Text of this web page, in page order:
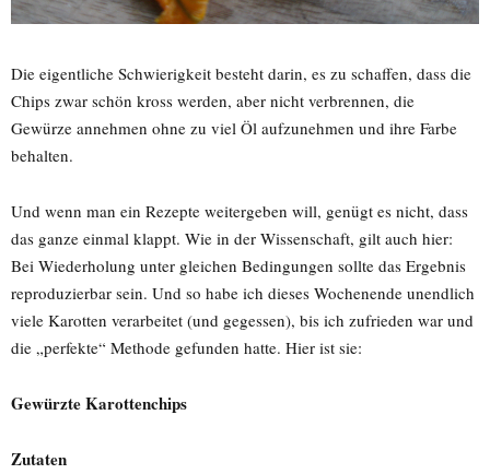
Die eigentliche Schwierigkeit besteht darin, es zu schaffen, dass die
Chips zwar schön kross werden, aber nicht verbrennen, die
Gewürze annehmen ohne zu viel Öl aufzunehmen und ihre Farbe
behalten.
Und wenn man ein Rezepte weitergeben will, genügt es nicht, dass
das ganze einmal klappt. Wie in der Wissenschaft, gilt auch hier:
Bei Wiederholung unter gleichen Bedingungen sollte das Ergebnis
reproduzierbar sein. Und so habe ich dieses Wochenende unendlich
viele Karotten verarbeitet (und gegessen), bis ich zufrieden war und
die „perfekte“ Methode gefunden hatte. Hier ist sie:
Gewürzte Karottenchips
Zutaten